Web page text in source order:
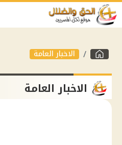
الاخبار العامة
الاخبار العامة